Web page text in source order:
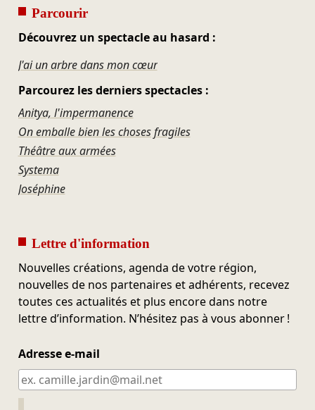
Parcourir
Découvrez un spectacle au hasard :
J'ai un arbre dans mon cœur
Parcourez les derniers spectacles :
Anitya, l'impermanence
On emballe bien les choses fragiles
Théâtre aux armées
Systema
Joséphine
Lettre d'information
Nouvelles créations, agenda de votre région,
nouvelles de nos partenaires et adhérents, recevez
toutes ces actualités et plus encore dans notre
lettre d’information. N’hésitez pas à vous abonner !
Adresse e-mail